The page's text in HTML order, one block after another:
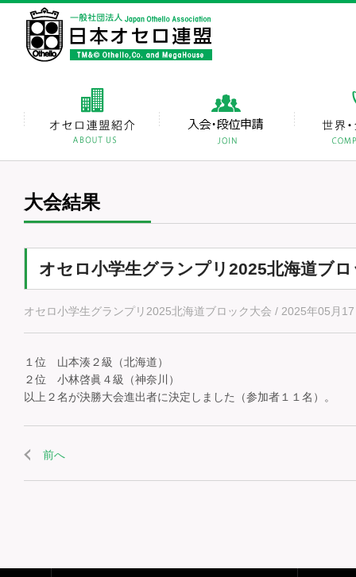
大会結果
オセロ小学生グランプリ2025北海道ブ
オセロ小学生グランプリ2025北海道ブロック大会 / 2025年05月
１位 山本湊２級（北海道）
２位 小林啓眞４級（神奈川）
以上２名が決勝大会進出者に決定しました（参加者１１名）。
前へ